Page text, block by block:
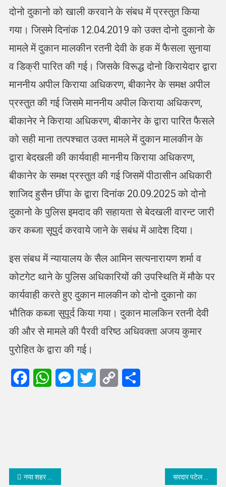
दोनो दुकानो को खाली करवाने के संबध में प्रस्तुत किया
गया। जिसमे दिनांक 12.04.2019 को उक्त दोनो दुकानो के
मामले में दुकान मालकीन रतनी देवी के हक में फैसला सुनाया
व डिक्री पारित की गई। जिसके विरूद्ध दोनो किरायेदार द्वारा
माननीय अपील किराया अधिकरण, बीकानेर के समक्ष अपील
प्रस्तुत की गई जिसमे माननीय अपील किराया अधिकरण,
बीकानेर ने किराया अधिकरण, बीकानेर के द्वारा पारित फैसले
को सही माना तत्पश्चात उक्त मामले में दुकान मालकीन के
द्वारा बेदखली की कार्यवाही माननीय किराया अधिकरण,
बीकानेर के समक्ष प्रस्तुत की गई जिसमें पीठासीन अधिकारी
शाजिद हुसैन छींपा के द्वारा दिनांक 20.09.2025 को दोनो
दुकानो के पुलिस इमदाद की सहायता से बेदखली वारन्ट जारी
कर कब्जा सूपुर्द करवाये जाने के सबंध में आदेश दिया।
इस संबध में न्यायालय के सैल आमिन सत्यनारायण शर्मा व
कोटगेट थाने के पुलिस अधिकारियों की उपस्थिति में मौके पर
कार्यवाही करते हुए दुकान मालकीन को दोनो दुकानो का
भौतिक कब्जा सुपूर्द किया गया। दुकान मालकिन रतनी देवी
की और से मामले की पैरवी वरिष्ठ अधिवक्ता अजय कुमार
पुरोहित के द्वारा की गई।
FacebookWhatsAppMessenger
Twitter
Copy
Post
नया शहर थानाधिकारी कविता पूनिया के नेतृत्व में पुलिस ने किया पैदल रूट मार्च